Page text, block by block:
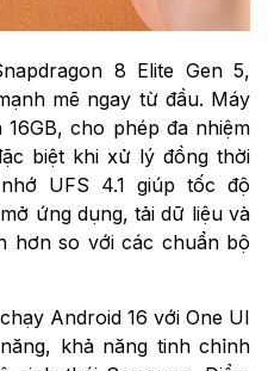
8 Elite Gen 5,
mẽ ngay từ đầu. Máy
cho phép đa nhiệm
biệt khi xử lý đồng thời
UFS 4.1 giúp tốc độ
ứng dụng, tải dữ liệu và
hơn so với các chuẩn bộ
Android 16 với One UI
khả năng tinh chỉnh